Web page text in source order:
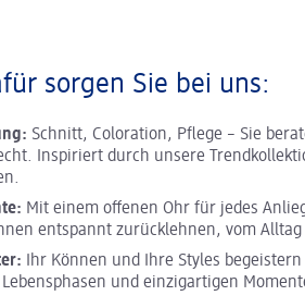
sorgen Sie bei uns:
Schnitt, Coloration, Pflege – Sie
Inspiriert durch unsere
Mit einem offenen Ohr für jedes
entspannt zurücklehnen, vom
Ihr Können und Ihre Styles
und einzigartigen